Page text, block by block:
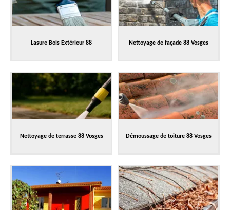
Lasure Bois Extérieur 88 Nettoyage de façade 88 Vosges
Nettoyage de terrasse 88 Vosges Démoussage de toiture 88 Vosges